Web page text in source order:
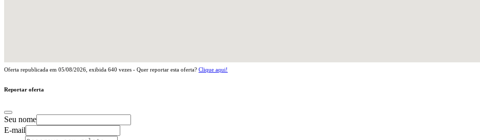
Oferta republicada em 05/08/2026 , exibida 640 vezes - Quer reportar esta oferta? Clique aqui!
Reportar oferta
Seu nome
E-mail